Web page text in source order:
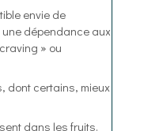
envie de
dépendance aux
» ou
dont certains, mieux
dans les fruits.